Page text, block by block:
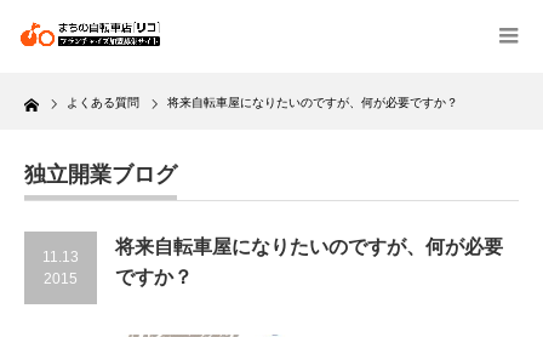
Home よくある質問 将来自転車屋になりたいのですが、何が必要ですか？
独立開業ブログ
11.13
2015
将来自転車屋になりたいのですが、何が必要
ですか？